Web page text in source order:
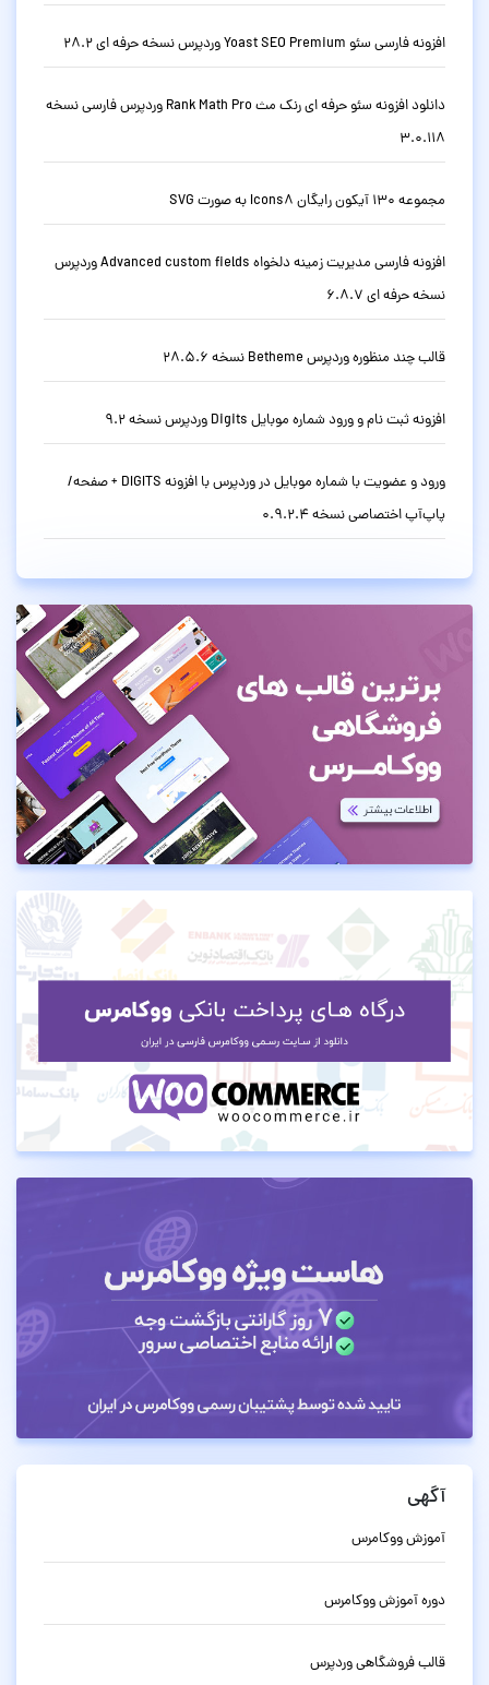
افزونه فارسی سئو Yoast SEO Premium وردپرس نسخه حرفه ای 28.2
دانلود افزونه سئو حرفه ای رنک مث Rank Math Pro وردپرس فارسی نسخه
3.0.118
مجموعه 130 آیکون رایگان Icons8 به صورت SVG
افزونه فارسی مدیریت زمینه دلخواه Advanced custom fields وردپرس
نسخه حرفه ای 6.8.7
قالب چند منظوره وردپرس Betheme نسخه 28.5.6
افزونه ثبت نام و ورود شماره موبایل Digits وردپرس نسخه 9.2
ورود و عضویت با شماره موبایل در وردپرس با افزونه DIGITS + صفحه/
پاپ‌آپ اختصاصی نسخه 0.9.2.4
آگهی
آموزش ووکامرس
دوره آموزش ووکامرس
قالب فروشگاهی وردپرس